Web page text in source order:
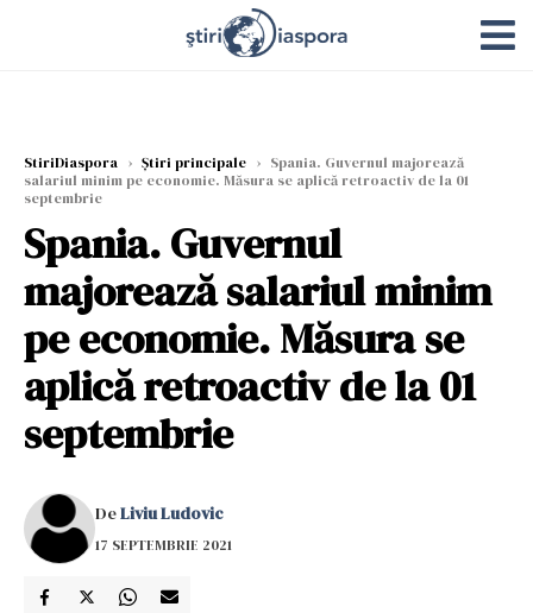
StiriDiaspora › Știri principale › Spania. Guvernul majorează
salariul minim pe economie. Măsura se aplică retroactiv de la 01
septembrie
Spania. Guvernul
majorează salariul minim
pe economie. Măsura se
aplică retroactiv de la 01
septembrie
DeLiviu Ludovic
17 SEPTEMBRIE 2021